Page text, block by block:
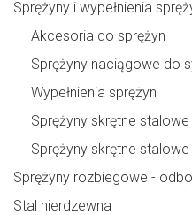
Sprężyny i wypełnienia
Akcesoria do sprężyn
Sprężyny naciągowe do
Wypełnienia sprężyn
Sprężyny skrętne
Sprężyny skrętne
Sprężyny rozbiegowe -
Stal nierdzewna